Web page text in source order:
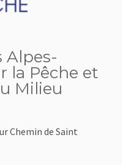
Alpes-
la Pêche et
Milieu
Chemin de Saint